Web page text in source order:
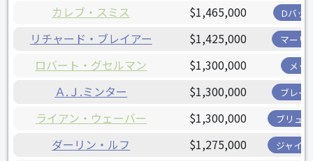
カレブ・スミス $1,465,000 Dバッ
リチャード・ブレイアー $1,425,000 マーリ
ロバート・グセルマン $1,300,000 メッ
Ａ.Ｊ.ミンター $1,300,000 ブレー
ライアン・ウェーバー $1,300,000 ブリュ
ダーリン・ルフ $1,275,000 ジャイ